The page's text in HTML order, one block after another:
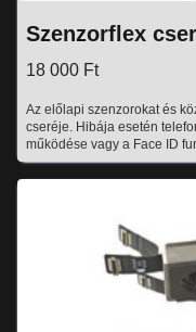
Szenzorflex
18 000 Ft
Az előlapi szenzorokat és
cseréje. Hibája esetén
működése vagy a Face ID